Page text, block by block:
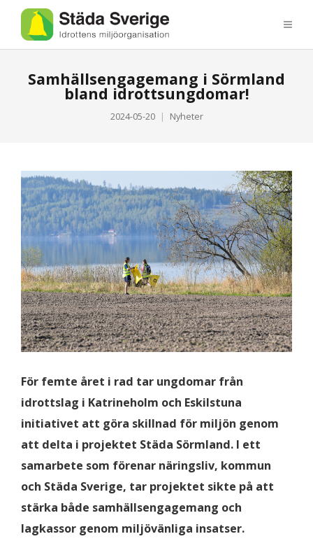
Samhällsengagemang i Sörmland
bland idrottsungdomar!
2024-05-20 Nyheter
För femte året i rad tar ungdomar från
idrottslag i Katrineholm och Eskilstuna
initiativet att göra skillnad för miljön genom
att delta i projektet Städa Sörmland. I ett
samarbete som förenar näringsliv, kommun
och Städa Sverige, tar projektet sikte på att
stärka både samhällsengagemang och
lagkassor genom miljövänliga insatser.